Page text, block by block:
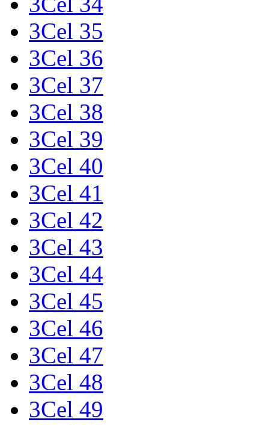
3Cel 35
3Cel 36
3Cel 37
3Cel 38
3Cel 39
3Cel 40
3Cel 41
3Cel 42
3Cel 43
3Cel 44
3Cel 45
3Cel 46
3Cel 47
3Cel 48
3Cel 49